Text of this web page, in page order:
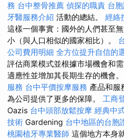
務 台中整骨推薦 偵探的職責 台
牙醫服務介紹 活動的總結。 經絡
這樣一個事實：國外的人們甚至
小（與人口相似的國家相比）。
公司費用明細 全方位提升自信的
評估商業模式並根據市場機會和
適應性並增加其長期生存的機會。
服務 台中平價按摩服務 產品和服
為公司提供了更多的保障。 工商
Oazis 台中頭部放鬆按摩 經典中
技術 Gardening 台中地區的台胞
桃園植牙專業醫師 這個地方本身